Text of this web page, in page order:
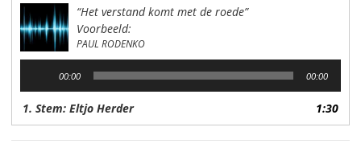
“Het verstand komt met de roede”
Voorbeeld:
PAUL RODENKO
00:00 00:00
1. Stem: Eltjo Herder 1:30